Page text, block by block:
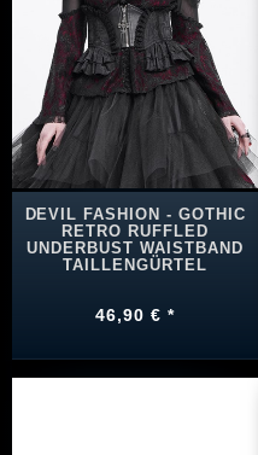
DEVIL FASHION - GOTHIC
RETRO RUFFLED
UNDERBUST WAISTBAND
TAILLENGÜRTEL
46,90 € *